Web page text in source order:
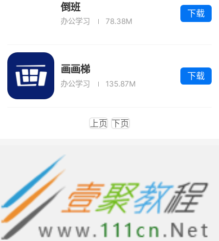
倒班
办公学习 78.38M
下载
画画梯
办公学习 135.87M
下载
上页 下页